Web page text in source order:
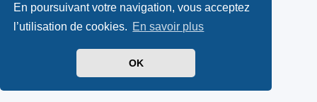
En poursuivant votre navigation, vous acceptez
l’utilisation de cookies. En savoir plus
OK